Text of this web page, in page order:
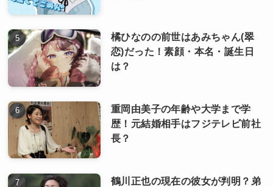
橘ひなのの前世はあみちゃん(翠
恋)だった！素顔・本名・誕生日
は？
重岡由美子の年齢や大学まで学
歴！元結婚相手はフジテレビ前社
長？
鶴川正也の現在の彼女が判明？弟